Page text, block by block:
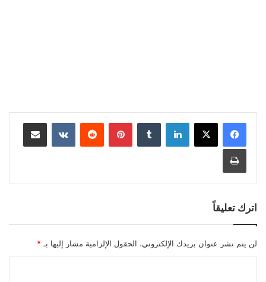
لينكدإن بينتيريست مشاركة عبر البريد
طباعة
اترك تعليقاً
لن يتم نشر عنوان بريدك الإلكتروني. الحقول الإلزامية مشار إليها بـ *